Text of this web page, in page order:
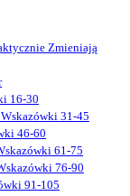
Zmieniają
16-30
31-45
46-60
61-75
76-90
91-105